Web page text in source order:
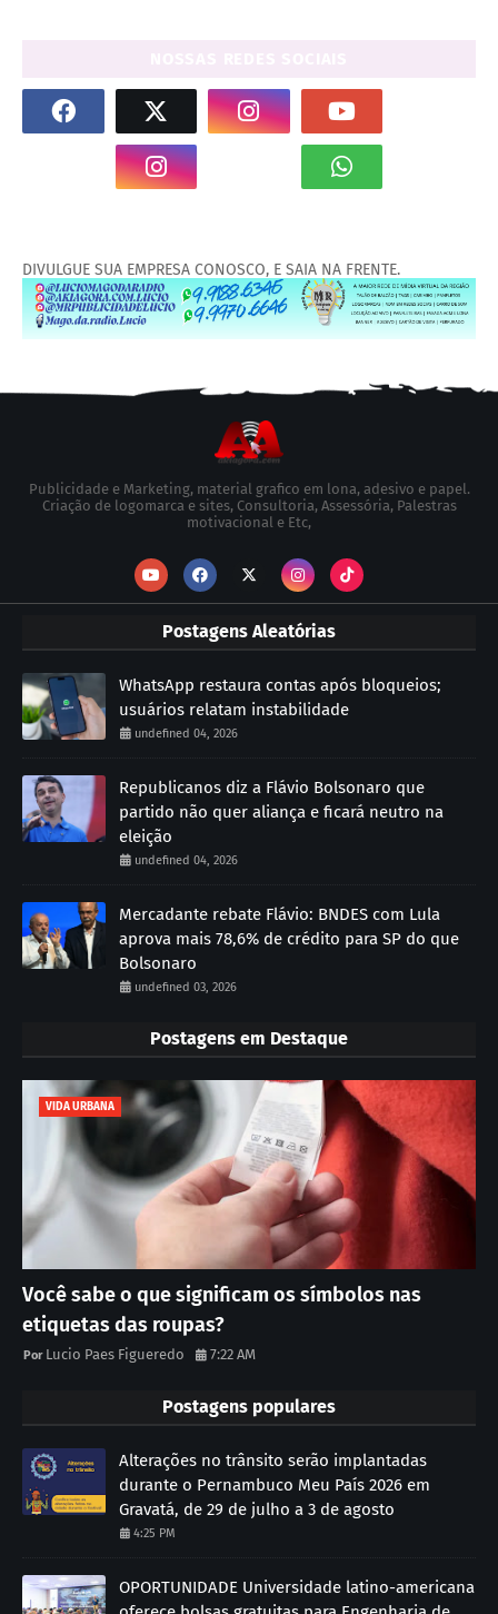
DIVULGUE SUA EMPRESA CONOSCO, E SAIA NA FRENTE.
Publicidade e Marketing, material grafico em lona, adesivo e papel.
Criação de logomarca e sites, Consultoria, Assessória, Palestras
motivacional e Etc,
Postagens Aleatórias
WhatsApp restaura contas após bloqueios;
usuários relatam instabilidade
undefined 04, 2026
Republicanos diz a Flávio Bolsonaro que
partido não quer aliança e ficará neutro na
eleição
undefined 04, 2026
Mercadante rebate Flávio: BNDES com Lula
aprova mais 78,6% de crédito para SP do que
Bolsonaro
undefined 03, 2026
Postagens em Destaque
VIDA URBANA
Você sabe o que significam os símbolos nas
etiquetas das roupas?
Lucio Paes Figueredo 7:22 AM
Postagens populares
Alterações no trânsito serão implantadas
durante o Pernambuco Meu País 2026 em
Gravatá, de 29 de julho a 3 de agosto
4:25 PM
OPORTUNIDADE Universidade latino-americana